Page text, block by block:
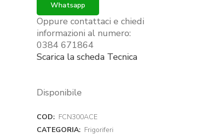
Whatsapp
Oppure contattaci e chiedi
informazioni al numero:
0384 671864
Scarica la scheda Tecnica
Disponibile
COD: FCN300ACE
CATEGORIA: Frigoriferi